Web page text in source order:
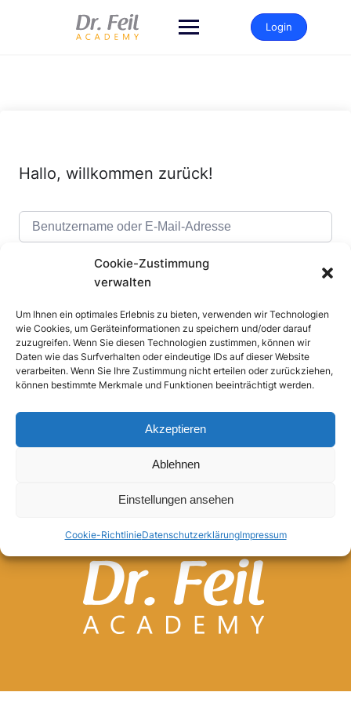
Cookie-Zustimmung
verwalten
Um Ihnen ein optimales Erlebnis zu bieten, verwenden wir Technologien
wie Cookies, um Geräteinformationen zu speichern und/oder darauf
zuzugreifen. Wenn Sie diesen Technologien zustimmen, können wir
Daten wie das Surfverhalten oder eindeutige IDs auf dieser Website
verarbeiten. Wenn Sie Ihre Zustimmung nicht erteilen oder zurückziehen,
können bestimmte Merkmale und Funktionen beeinträchtigt werden.
Akzeptieren
Ablehnen
Einstellungen ansehen
Cookie-RichtlinieDatenschutzerklärungImpressum
Login
Hallo, willkommen zurück!
Alternative:
Angemeldet bleiben Passwort vergessen?
Anmelden